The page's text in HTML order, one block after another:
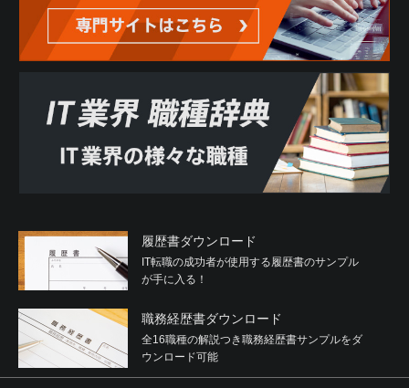
履歴書ダウンロード
IT転職の成功者が使用する履歴書のサンプル
が手に入る！
職務経歴書ダウンロード
全16職種の解説つき職務経歴書サンプルをダ
ウンロード可能